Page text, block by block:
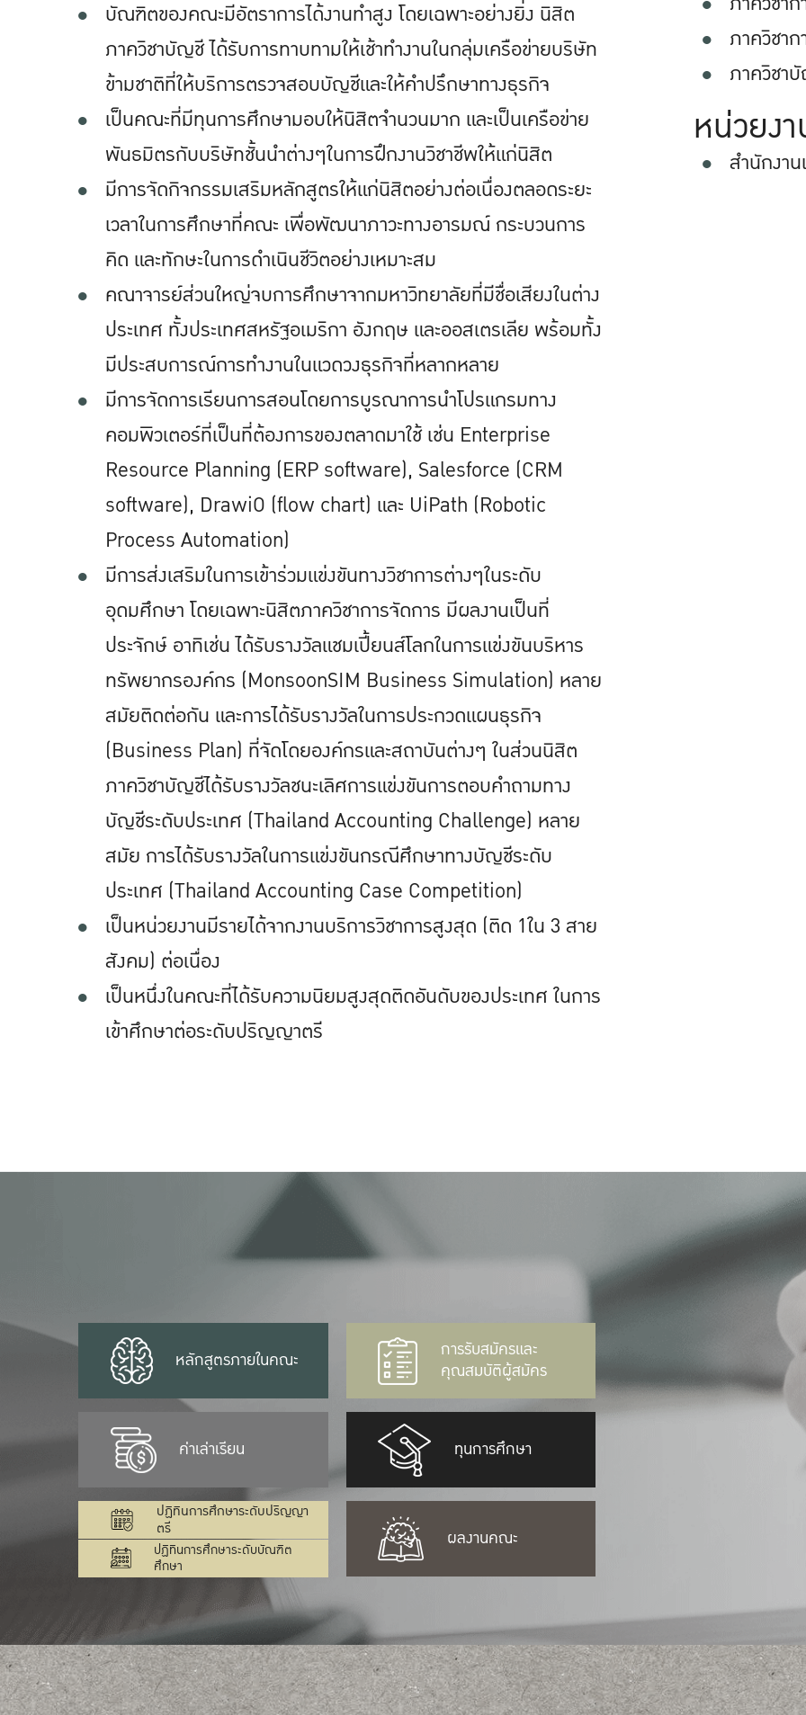
บัณฑิตของคณะมีอัตราการได้งานทำสูง โดยเฉพาะอย่างยิ่ง นิสิต
ภาควิชาบัญชี ได้รับการทาบทามให้เช้าทำงานในกลุ่มเครือข่ายบริษัท
ข้ามชาติที่ให้บริการตรวจสอบบัญชีและให้คำปรึกษาทางธุรกิจ
เป็นคณะที่มีทุนการศึกษามอบให้นิสิตจำนวนมาก และเป็นเครือข่าย
พันธมิตรกับบริษัทชั้นนำต่างๆในการฝึกงานวิชาชีพให้แก่นิสิต
มีการจัดกิจกรรมเสริมหลักสูตรให้แก่นิสิตอย่างต่อเนื่องตลอดระยะ
เวลาในการศึกษาที่คณะ เพื่อพัฒนาภาวะทางอารมณ์ กระบวนการ
คิด และทักษะในการดําเนินชีวิตอย่างเหมาะสม
คณาจารย์ส่วนใหญ่จบการศึกษาจากมหาวิทยาลัยที่มีชื่อเสียงในต่าง
ประเทศ ทั้งประเทศสหรัฐอเมริกา อังกฤษ และออสเตรเลีย พร้อมทั้ง
มีประสบการณ์การทำงานในแวดวงธุรกิจที่หลากหลาย
มีการจัดการเรียนการสอนโดยการบูรณาการนำโปรแกรมทาง
คอมพิวเตอร์ที่เป็นที่ต้องการของตลาดมาใช้ เช่น Enterprise
Resource Planning (ERP software), Salesforce (CRM
software), DrawiO (flow chart) และ UiPath (Robotic
Process Automation)
มีการส่งเสริมในการเข้าร่วมแข่งขันทางวิชาการต่างๆในระดับ
อุดมศึกษา โดยเฉพาะนิสิตภาควิชาการจัดการ มีผลงานเป็นที่
ประจักษ์ อาทิเช่น ได้รับรางวัลแชมเปี้ยนส์โลกในการแข่งขันบริหาร
ทรัพยากรองค์กร (MonsoonSIM Business Simulation) หลาย
สมัยติดต่อกัน และการได้รับรางวัลในการประกวดแผนธุรกิจ
(Business Plan) ที่จัดโดยองค์กรและสถาบันต่างๆ ในส่วนนิสิต
ภาควิชาบัญชีได้รับรางวัลชนะเลิศการแข่งขันการตอบคำถามทาง
บัญชีระดับประเทศ (Thailand Accounting Challenge) หลาย
สมัย การได้รับรางวัลในการแข่งขันกรณีศึกษาทางบัญชีระดับ
ประเทศ (Thailand Accounting Case Competition)
เป็นหน่วยงานมีรายได้จากงานบริการวิชาการสูงสุด (ติด 1ใน 3 สาย
สังคม) ต่อเนื่อง
เป็นหนึ่งในคณะที่ได้รับความนิยมสูงสุดติดอันดับของประเทศ ในการ
เข้าศึกษาต่อระดับปริญญาตรี
ภาควิชา
ภาควิชา
หน่วยง
สำนักงาน
หลักสูตรภายในคณะ
ค่าเล่าเรียน
ปฏิทินการศึกษาระดับปริญญา
ตรี
ปฏิทินการศึกษาระดับบัณฑิต
ศึกษา
การรับสมัครและ
คุณสมบัติผู้สมัคร
ทุนการศึกษา
ผลงานคณะ